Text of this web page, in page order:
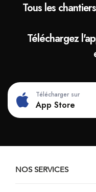
Tous les
Téléchargez
Télécharger sur
App Store
NOS SERVICES